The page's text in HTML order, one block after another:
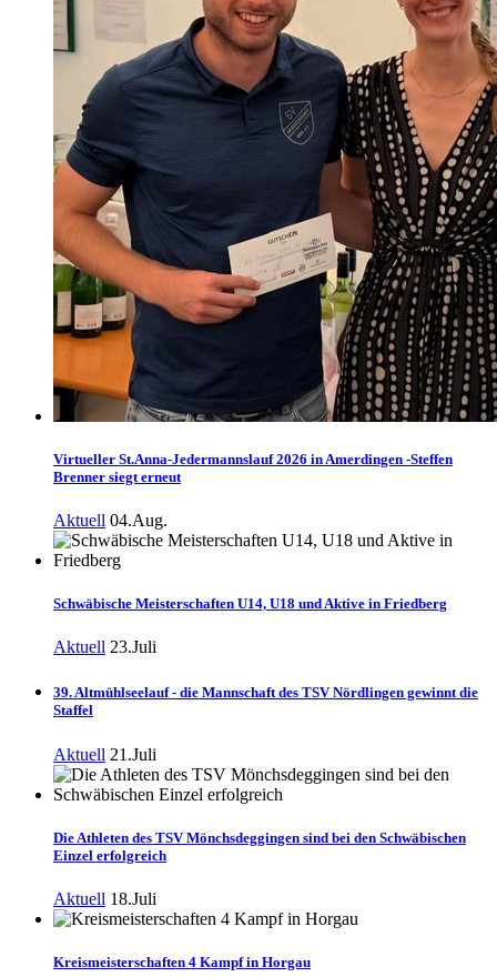
Virtueller St.Anna-Jedermannslauf 2026 in Amerdingen -Steffen
Brenner siegt erneut
Aktuell 04.Aug.
Schwäbische Meisterschaften U14, U18 und Aktive in Friedberg
Aktuell 23.Juli
39. Altmühlseelauf - die Mannschaft des TSV Nördlingen gewinnt die
Staffel
Aktuell 21.Juli
Die Athleten des TSV Mönchsdeggingen sind bei den Schwäbischen
Einzel erfolgreich
Aktuell 18.Juli
Kreismeisterschaften 4 Kampf in Horgau